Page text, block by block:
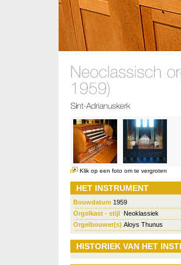
Klik op een foto om te vergroten
HET INSTRUMENT
Bouwdatum 1959
Orgelkast - stijl Neoklassiek
Orgelbouwer(s) Aloys Thunus
HISTORIEK VAN HET